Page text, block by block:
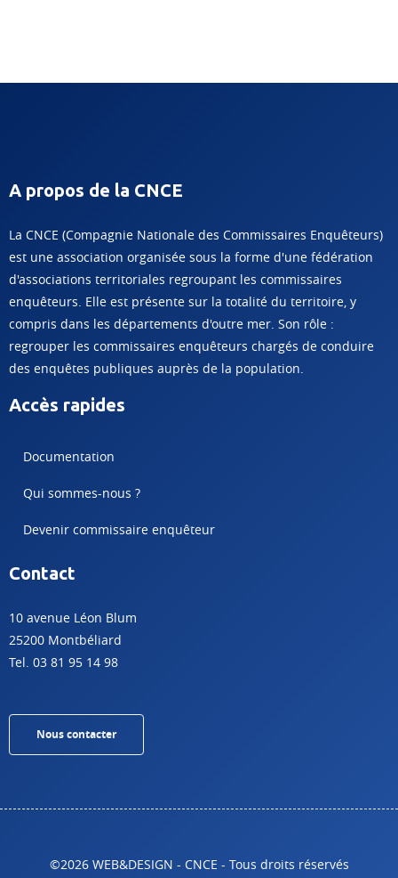
A propos de la CNCE
La CNCE (Compagnie Nationale des Commissaires Enquêteurs)
est une association organisée sous la forme d'une fédération
d'associations territoriales regroupant les commissaires
enquêteurs. Elle est présente sur la totalité du territoire, y
compris dans les départements d'outre mer. Son rôle :
regrouper les commissaires enquêteurs chargés de conduire
des enquêtes publiques auprès de la population.
Accès rapides
Documentation
Qui sommes-nous ?
Devenir commissaire enquêteur
Contact
10 avenue Léon Blum
25200 Montbéliard
Tel. 03 81 95 14 98
Nous contacter
©2026 WEB&DESIGN - CNCE - Tous droits réservés